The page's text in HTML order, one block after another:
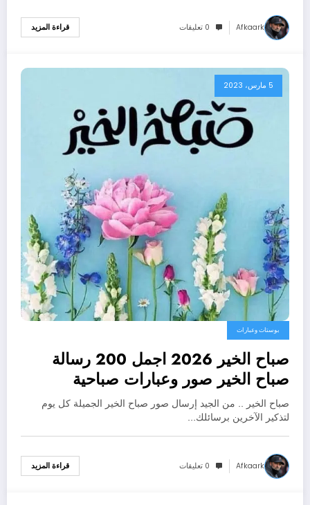
Afkaark 0 تعليقات قراءة المزيد
5 مارس، 2023
بوستات وعبارات
صباح الخير 2026 اجمل 200 رسالة
صباح الخير صور وعبارات صباحية
صباح الخير .. من الجيد إرسال صور صباح الخير الجميلة كل يوم
لتذكير الآخرين برسائلك…
Afkaark 0 تعليقات قراءة المزيد